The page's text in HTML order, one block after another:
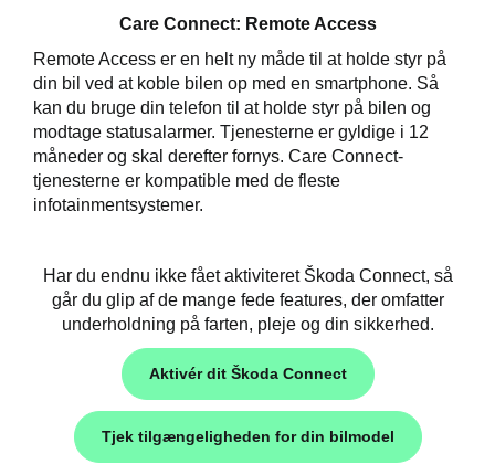
Care Connect: Remote Access
Remote Access er en helt ny måde til at holde styr på
din bil ved at koble bilen op med en smartphone. Så
kan du bruge din telefon til at holde styr på bilen og
modtage statusalarmer. Tjenesterne er gyldige i 12
måneder og skal derefter fornys. Care Connect-
tjenesterne er kompatible med de fleste
infotainmentsystemer.
Har du endnu ikke fået aktiviteret Škoda Connect, så
går du glip af de mange fede features, der omfatter
underholdning på farten, pleje og din sikkerhed.
Aktivér dit Škoda Connect
Tjek tilgængeligheden for din bilmodel